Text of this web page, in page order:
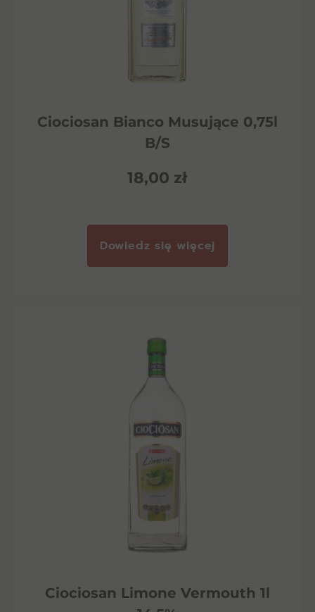
Ciociosan Bianco Musujące 0,75l
B/S
18,00 zł
Dowiedz się więcej
Ciociosan Limone Vermouth 1l